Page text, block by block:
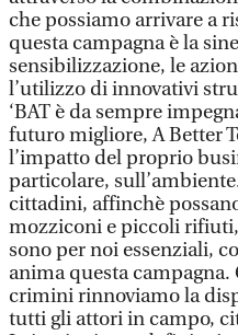
che possiamo arrivare a
questa campagna è la
sensibilizzazione, le
l’utilizzo di innovativi
‘BAT è da sempre
futuro migliore, A Better
l’impatto del proprio
particolare,
cittadini, affinchè
mozziconi e piccoli
sono per noi essenziali,
anima questa campagna.
crimini rinnoviamo la
tutti gli attori in campo,